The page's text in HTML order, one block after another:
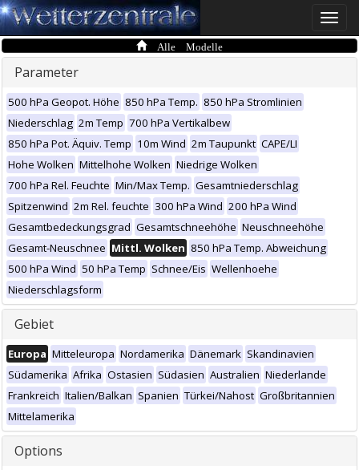
Toggle
Alle Modelle
Parameter
500 hPa Geopot. Höhe 850 hPa Temp. 850 hPa Stromlinien
Niederschlag 2m Temp 700 hPa Vertikalbew
850 hPa Pot. Äquiv. Temp 10m Wind 2m Taupunkt CAPE/LI
Hohe Wolken Mittelhohe Wolken Niedrige Wolken
700 hPa Rel. Feuchte Min/Max Temp. Gesamtniederschlag
Spitzenwind 2m Rel. feuchte 300 hPa Wind 200 hPa Wind
Gesamtbedeckungsgrad Gesamtschneehöhe Neuschneehöhe
Gesamt-Neuschnee Mittl. Wolken 850 hPa Temp. Abweichung
500 hPa Wind 50 hPa Temp Schnee/Eis Wellenhoehe
Niederschlagsform
Gebiet
Europa Mitteleuropa Nordamerika Dänemark Skandinavien
Südamerika Afrika Ostasien Südasien Australien Niederlande
Frankreich Italien/Balkan Spanien Türkei/Nahost Großbritannien
Mittelamerika
Options